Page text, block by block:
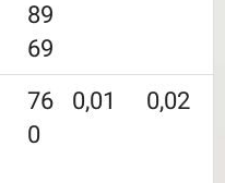
89
69
76
0
0,01 0,02